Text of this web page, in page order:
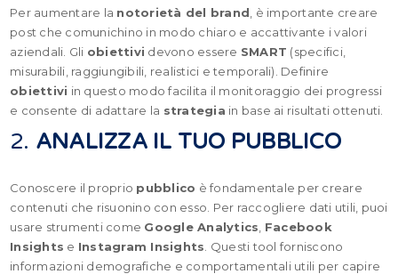
Per aumentare la notorietà del brand , è importante creare
post che comunichino in modo chiaro e accattivante i valori
aziendali. Gli obiettivi devono essere SMART (specifici,
misurabili, raggiungibili, realistici e temporali). Definire
obiettivi in questo modo facilita il monitoraggio dei progressi
e consente di adattare la strategia in base ai risultati ottenuti.
2. ANALIZZA IL TUO PUBBLICO
Conoscere il proprio pubblico è fondamentale per creare
contenuti che risuonino con esso. Per raccogliere dati utili, puoi
usare strumenti come Google Analytics Facebook
Insights e Instagram Insights . Questi tool forniscono
informazioni demografiche e comportamentali utili per capire